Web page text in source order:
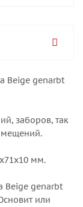
Beige genarbt
заборов, так
мм.
Beige genarbt
или